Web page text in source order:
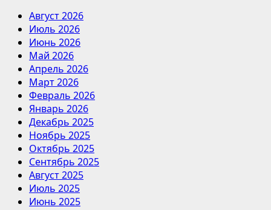
Август 2026
Июль 2026
Июнь 2026
Май 2026
Апрель 2026
Март 2026
Февраль 2026
Январь 2026
Декабрь 2025
Ноябрь 2025
Октябрь 2025
Сентябрь 2025
Август 2025
Июль 2025
Июнь 2025